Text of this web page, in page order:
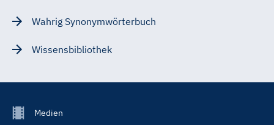
Wahrig Synonymwörterbuch
Wissensbibliothek
FooterMedien